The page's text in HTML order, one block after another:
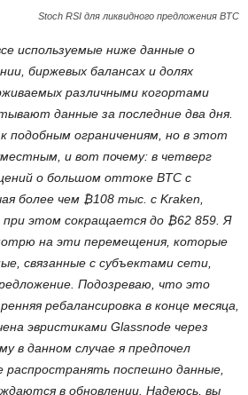
Stoch RSI для ликвидного предложения BTC
используемые ниже данные о
биржевых балансах и долях
различными когортами
данные за последние два дня.
подобным ограничениям, но в этот
и вот почему: в четверг
о большом оттоке BTC с
более чем ₿108 тыс. с Kraken,
этом сокращается до ₿62 859. Я
на эти перемещения, которые
связанные с субъектами сети,
Подозреваю, что это
ребалансировка в конце месяца,
эвристиками Glassnode через
в данном случае я предпочел
распространять поспешно данные,
в обновлении. Надеюсь, вы